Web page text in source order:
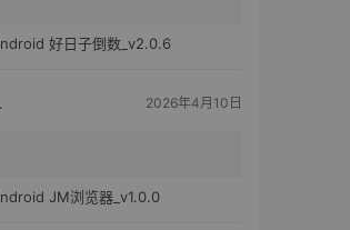
好日子倒数_v2.0.6
2026年4月10日
JM浏览器_v1.0.0